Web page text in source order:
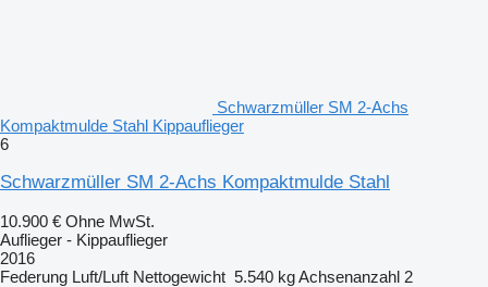
Schwarzmüller SM 2-Achs
Kompaktmulde Stahl Kippauflieger
6
Schwarzmüller SM 2-Achs Kompaktmulde Stahl
10.900 € Ohne MwSt.
Auflieger - Kippauflieger
2016
Federung Luft/Luft Nettogewicht 5.540 kgAchsenanzahl 2